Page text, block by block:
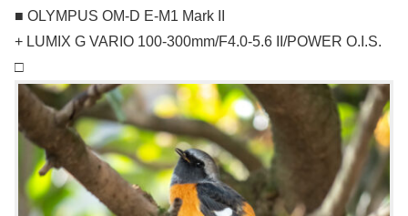
■ OLYMPUS OM-D E-M1 Mark II
+ LUMIX G VARIO 100-300mm/F4.0-5.6 II/POWER O.I.S.
□